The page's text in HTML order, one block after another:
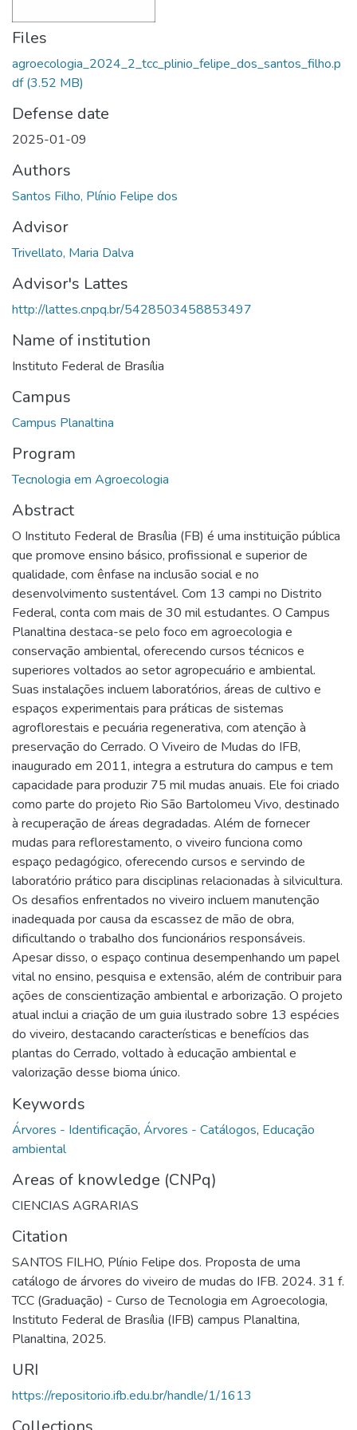
Files
agroecologia_2024_2_tcc_plinio_felipe_dos_santos_filho.p
df(3.52 MB)
Defense date
2025-01-09
Authors
Santos Filho, Plínio Felipe dos
Advisor
Trivellato, Maria Dalva
Advisor's Lattes
http://lattes.cnpq.br/5428503458853497
Name of institution
Instituto Federal de Brasília
Campus
Campus Planaltina
Program
Tecnologia em Agroecologia
Abstract
O Instituto Federal de Brasília (FB) é uma instituição pública
que promove ensino básico, profissional e superior de
qualidade, com ênfase na inclusão social e no
desenvolvimento sustentável. Com 13 campi no Distrito
Federal, conta com mais de 30 mil estudantes. O Campus
Planaltina destaca-se pelo foco em agroecologia e
conservação ambiental, oferecendo cursos técnicos e
superiores voltados ao setor agropecuário e ambiental.
Suas instalações incluem laboratórios, áreas de cultivo e
espaços experimentais para práticas de sistemas
agroflorestais e pecuária regenerativa, com atenção à
preservação do Cerrado. O Viveiro de Mudas do IFB,
inaugurado em 2011, integra a estrutura do campus e tem
capacidade para produzir 75 mil mudas anuais. Ele foi criado
como parte do projeto Rio São Bartolomeu Vivo, destinado
à recuperação de áreas degradadas. Além de fornecer
mudas para reflorestamento, o viveiro funciona como
espaço pedagógico, oferecendo cursos e servindo de
laboratório prático para disciplinas relacionadas à silvicultura.
Os desafios enfrentados no viveiro incluem manutenção
inadequada por causa da escassez de mão de obra,
dificultando o trabalho dos funcionários responsáveis.
Apesar disso, o espaço continua desempenhando um papel
vital no ensino, pesquisa e extensão, além de contribuir para
ações de conscientização ambiental e arborização. O projeto
atual inclui a criação de um guia ilustrado sobre 13 espécies
do viveiro, destacando características e benefícios das
plantas do Cerrado, voltado à educação ambiental e
valorização desse bioma único.
Keywords
Árvores - Identificação, Árvores - Catálogos, Educação
ambiental
Areas of knowledge (CNPq)
CIENCIAS AGRARIAS
Citation
SANTOS FILHO, Plínio Felipe dos. Proposta de uma
catálogo de árvores do viveiro de mudas do IFB. 2024. 31 f.
TCC (Graduação) - Curso de Tecnologia em Agroecologia,
Instituto Federal de Brasília (IFB) campus Planaltina,
Planaltina, 2025.
URI
https://repositorio.ifb.edu.br/handle/1/1613